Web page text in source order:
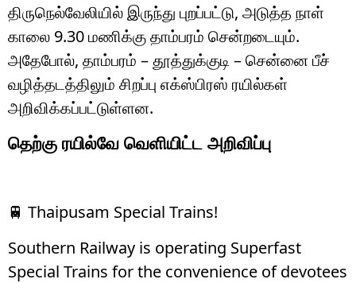
திருநெல்வேலியில் இருந்து புறப்பட்டு, அடுத்த நாள்
காலை 9.30 மணிக்கு தாம்பரம் சென்றடையும்.
அதேபோல், தாம்பரம் – தூத்துக்குடி – சென்னை பீச்
வழித்தடத்திலும் சிறப்பு எக்ஸ்பிரஸ் ரயில்கள்
அறிவிக்கப்பட்டுள்ளன.
தெற்கு ரயில்வே வெளியிட்ட அறிவிப்பு
🚆 Thaipusam Special Trains!
Southern Railway is operating Superfast
Special Trains for the convenience of devotees